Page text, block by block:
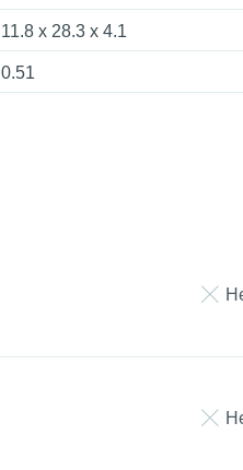
11.8 x 28.3 x 4.1
0.51